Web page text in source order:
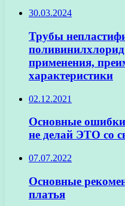
30.03.2024
Трубы
применения,
характеристики
02.12.2021
Основные ошибки
не делай ЭТО со
07.07.2022
Основные
платья